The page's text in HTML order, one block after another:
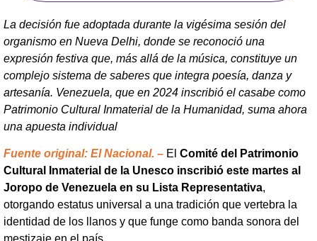
La decisión fue adoptada durante la vigésima sesión del
organismo en Nueva Delhi, donde se reconoció una
expresión festiva que, más allá de la música, constituye un
complejo sistema de saberes que integra poesía, danza y
artesanía. Venezuela, que en 2024 inscribió el casabe como
Patrimonio Cultural Inmaterial de la Humanidad, suma ahora
una apuesta individual
Fuente original: El Nacional. – El Comité del Patrimonio
Cultural Inmaterial de la Unesco inscribió este martes al
Joropo de Venezuela en su Lista Representativa,
otorgando estatus universal a una tradición que vertebra la
identidad de los llanos y que funge como banda sonora del